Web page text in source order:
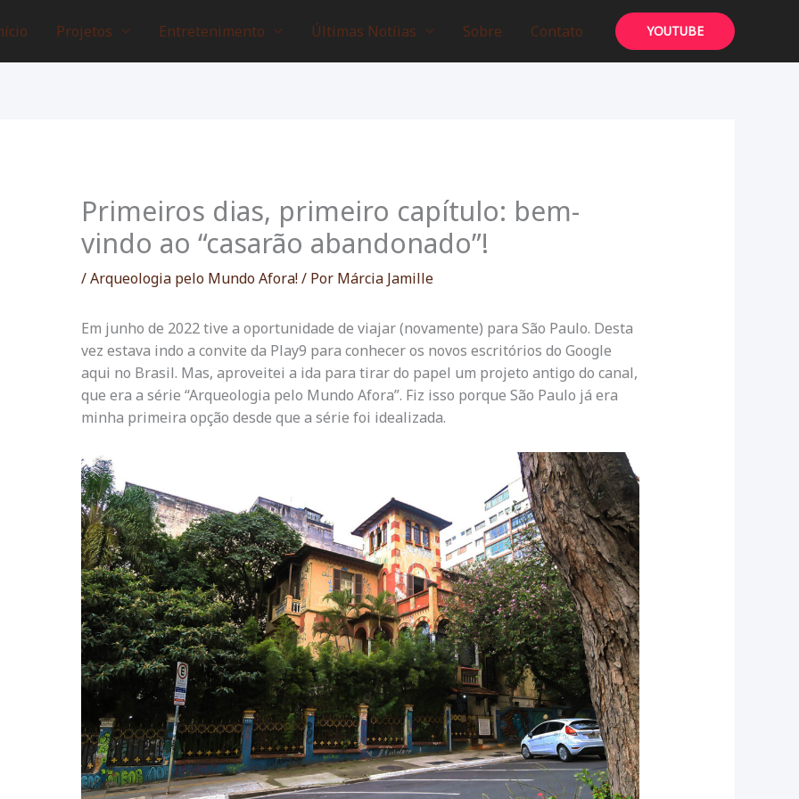
Projetos Entretenimento Últimas Notíias Sobre Contato YOUTUBE
Primeiros dias, primeiro capítulo: bem-
vindo ao “casarão abandonado”!
/Arqueologia pelo Mundo Afora!/ Por Márcia Jamille
Em junho de 2022 tive a oportunidade de viajar (novamente) para São Paulo. Desta
vez estava indo a convite da Play9 para conhecer os novos escritórios do Google
aqui no Brasil. Mas, aproveitei a ida para tirar do papel um projeto antigo do canal,
que era a série “Arqueologia pelo Mundo Afora”. Fiz isso porque São Paulo já era
minha primeira opção desde que a série foi idealizada.